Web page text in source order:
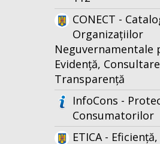
CONECT -
Organizațiilor
Neguvernamentale
Evidență,
Transparență
InfoCons -
Consumatorilor
ETICA - Eficiență,